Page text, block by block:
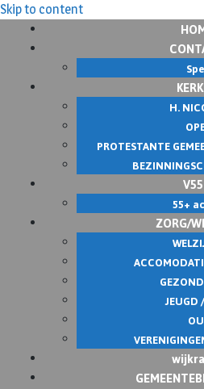
Skip to content
H.
PROTESTANTE
55+
ZORG/
JEUGD